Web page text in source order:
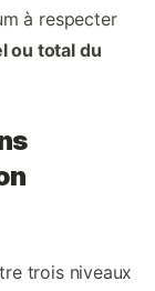
à respecter
ou total du
trois niveaux